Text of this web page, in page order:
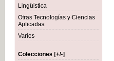
Lingüística
Otras Tecnologías y Ciencias
Aplicadas
Varios
Colecciones [+/-]